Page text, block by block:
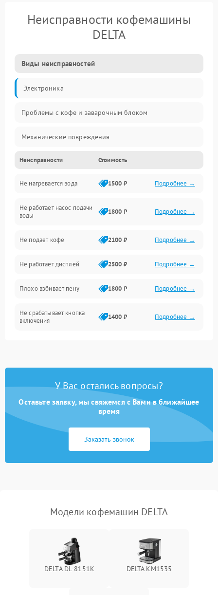
Неисправности кофемашины
DELTA
Виды неисправностей
Электроника
Проблемы с кофе и заварочным блоком
Механические повреждения
Прочие неисправности
Включение и работа
Проблемы с водой
Проблемы с капучинатором и паром
Управление и электроника
Программное обеспечение
Неисправности Стоимость
Не нагревается вода 1500 ₽ Подробнее →
Не работает насос подачи
воды
1800 ₽ Подробнее →
Не подает кофе 2100 ₽ Подробнее →
Не работает дисплей 2500 ₽ Подробнее →
Плохо взбивает пену 1800 ₽ Подробнее →
Не срабатывает кнопка
включения
1400 ₽ Подробнее →
Постоянные сбои в работе 1500 ₽ Подробнее →
У Вас остались вопросы?
Оставьте заявку, мы свяжемся с Вами в ближайшее
время
Заказать звонок
Модели кофемашин DELTA
DELTA DL-8151K DELTA KM1535